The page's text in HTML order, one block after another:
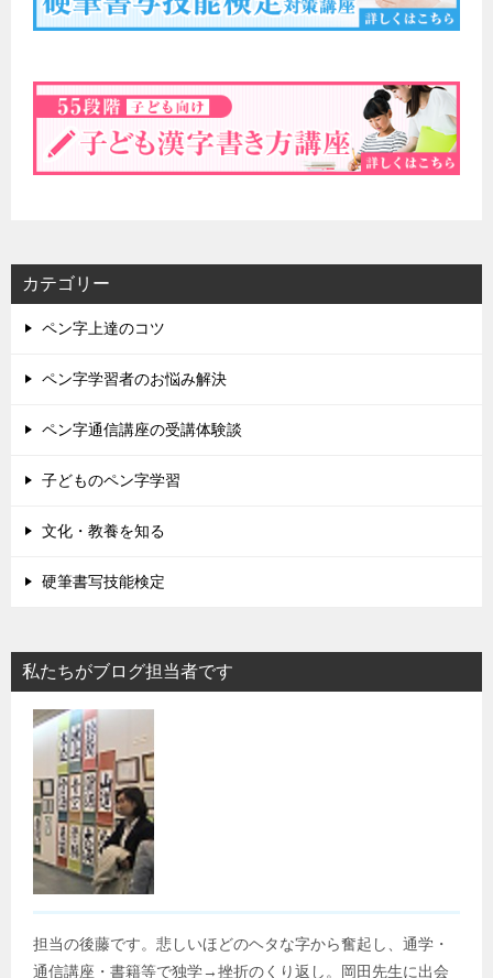
カテゴリー
ペン字上達のコツ
ペン字学習者のお悩み解決
ペン字通信講座の受講体験談
子どものペン字学習
文化・教養を知る
硬筆書写技能検定
私たちがブログ担当者です
担当の後藤です。悲しいほどのヘタな字から奮起し、通学・
通信講座・書籍等で独学→挫折のくり返し。岡田先生に出会